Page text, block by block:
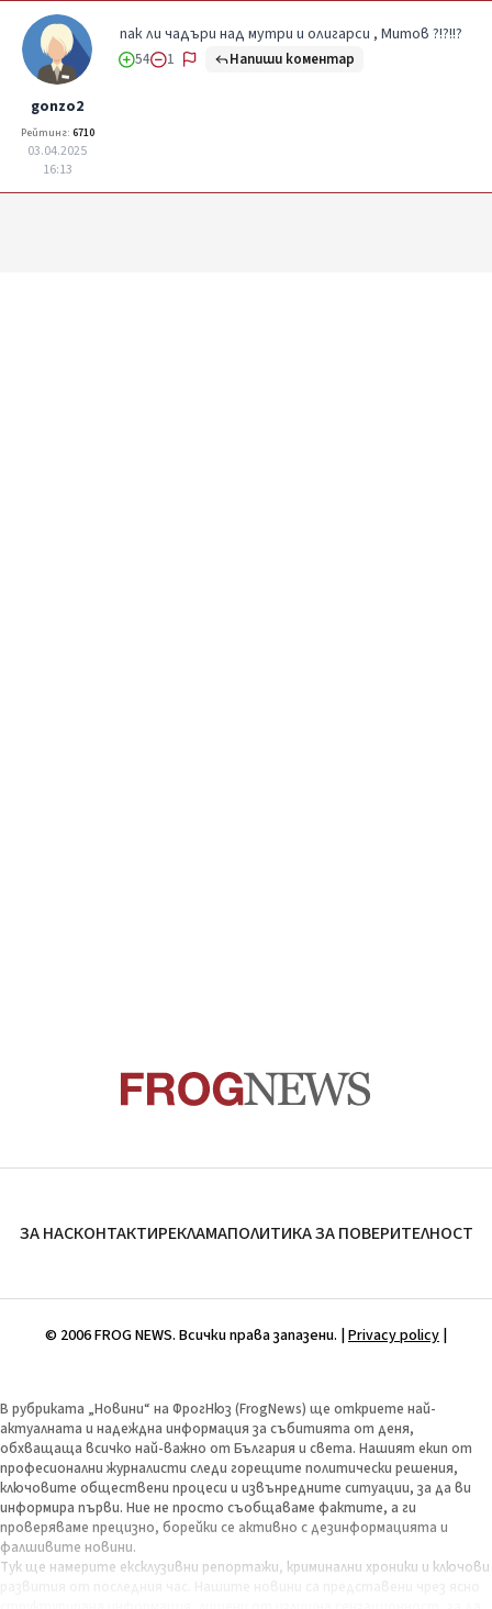
gonzo2
Рейтинг: 6710
03.04.2025
16:13
пак ли чадъри над мутри и олигарси , Митов ?!?!!?
54 1 Напиши коментар
ЗА НАСКОНТАКТИРЕКЛАМАПОЛИТИКА ЗА ПОВЕРИТЕЛНОСТ
© 2006 FROG NEWS. Всички права запазени. | Privacy policy
В рубриката „Новини“ на ФрогНюз (FrogNews) ще откриете най-
актуалната и надеждна информация за събитията от деня,
обхващаща всичко най-важно от България и света. Нашият екип от
професионални журналисти следи горещите политически решения,
ключовите обществени процеси и извънредните ситуации, за да ви
информира първи. Ние не просто съобщаваме фактите, а ги
проверяваме прецизно, борейки се активно с дезинформацията и
фалшивите новини.
Тук ще намерите ексклузивни репортажи, криминални хроники и ключови